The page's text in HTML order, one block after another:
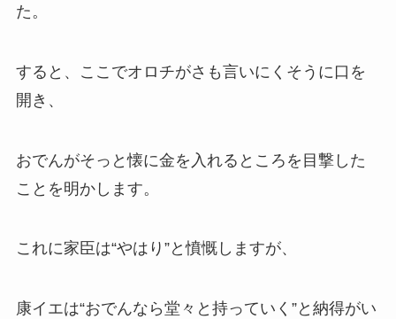
た。
すると、ここでオロチがさも言いにくそうに口を
開き、
おでんがそっと懐に金を入れるところを目撃した
ことを明かします。
これに家臣は“やはり”と憤慨しますが、
康イエは“おでんなら堂々と持っていく”と納得がい